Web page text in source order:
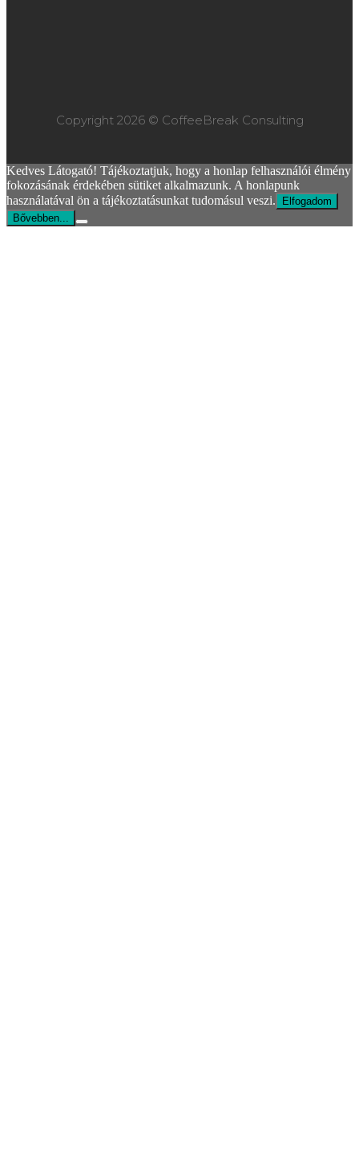
Copyright 2026 © CoffeeBreak Consulting
Kedves Látogató! Tájékoztatjuk, hogy a honlap felhasználói élmény
fokozásának érdekében sütiket alkalmazunk. A honlapunk
használatával ön a tájékoztatásunkat tudomásul veszi.
Elfogadom
Bővebben...